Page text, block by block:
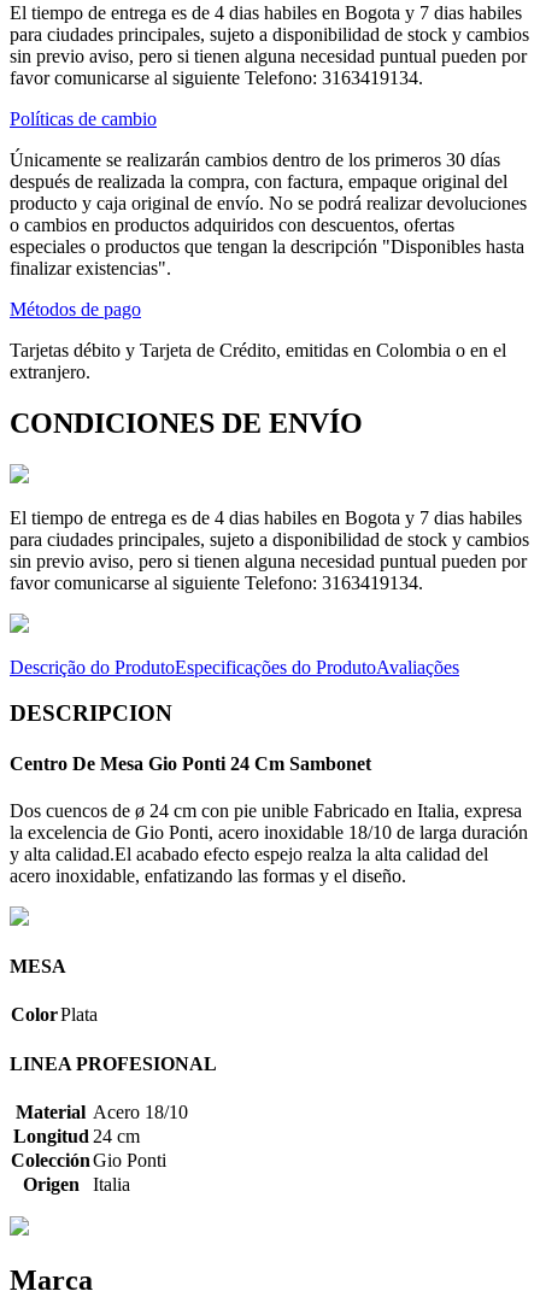
El tiempo de entrega es de 4 dias habiles en Bogota y 7 dias habiles
para ciudades principales, sujeto a disponibilidad de stock y cambios
sin previo aviso, pero si tienen alguna necesidad puntual pueden por
favor comunicarse al siguiente Telefono: 3163419134.
Políticas de cambio
Únicamente se realizarán cambios dentro de los primeros 30 días
después de realizada la compra, con factura, empaque original del
producto y caja original de envío. No se podrá realizar devoluciones
o cambios en productos adquiridos con descuentos, ofertas
especiales o productos que tengan la descripción "Disponibles hasta
finalizar existencias".
Métodos de pago
Tarjetas débito y Tarjeta de Crédito, emitidas en Colombia o en el
extranjero.
CONDICIONES DE ENVÍO
El tiempo de entrega es de 4 dias habiles en Bogota y 7 dias habiles
para ciudades principales, sujeto a disponibilidad de stock y cambios
sin previo aviso, pero si tienen alguna necesidad puntual pueden por
favor comunicarse al siguiente Telefono: 3163419134.
Descrição do ProdutoEspecificações do ProdutoAvaliações
DESCRIPCION
Centro De Mesa Gio Ponti 24 Cm Sambonet
Dos cuencos de ø 24 cm con pie unible Fabricado en Italia, expresa
la excelencia de Gio Ponti, acero inoxidable 18/10 de larga duración
y alta calidad.El acabado efecto espejo realza la alta calidad del
acero inoxidable, enfatizando las formas y el diseño.
MESA
ColorPlata
LINEA PROFESIONAL
Material Acero 18/10
Longitud 24 cm
ColecciónGio Ponti
Origen
Italia
Marca